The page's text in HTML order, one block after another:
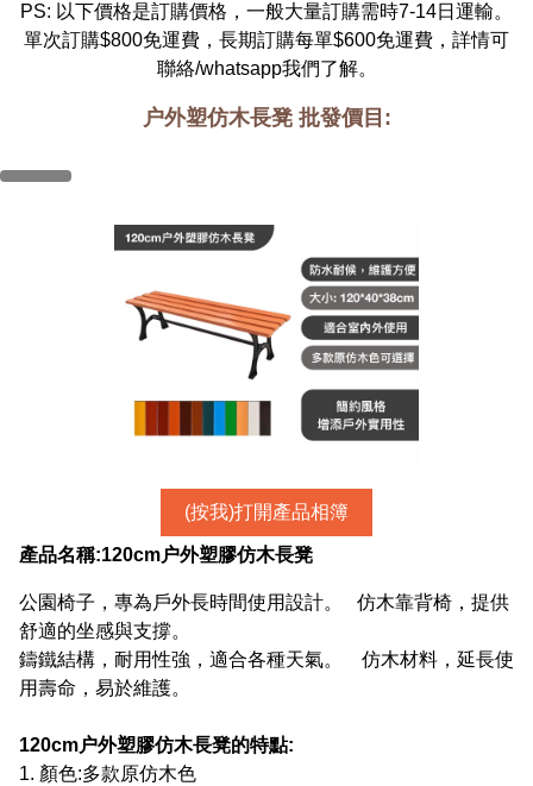
PS: 以下價格是訂購價格，一般大量訂購需時7-14日運輸。
單次訂購$800免運費，長期訂購每單$600免運費，詳情可
聯絡/whatsapp我們了解。
户外塑仿木長凳 批發價目:
(按我)打開產品相簿
產品名稱:120cm户外塑膠仿木長凳
公園椅子，專為戶外長時間使用設計。 仿木靠背椅，提供
舒適的坐感與支撐。
鑄鐵結構，耐用性強，適合各種天氣。 仿木材料，延長使
用壽命，易於維護。
120cm户外塑膠仿木長凳的特點:
1. 顏色:多款原仿木色